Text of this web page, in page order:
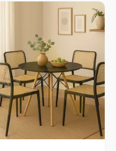
Vista Previa